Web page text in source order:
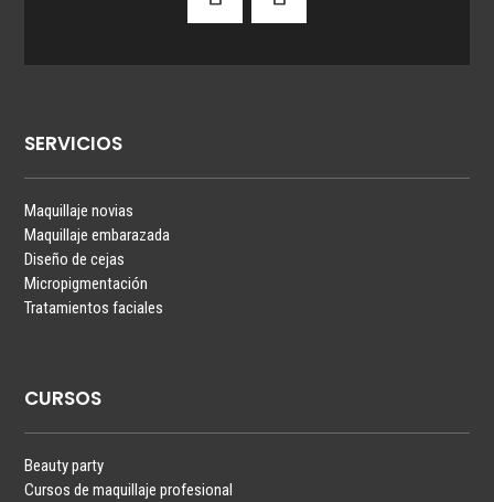
SERVICIOS
Maquillaje novias
Maquillaje embarazada
Diseño de cejas
Micropigmentación
Tratamientos faciales
CURSOS
Beauty party
Cursos de maquillaje profesional